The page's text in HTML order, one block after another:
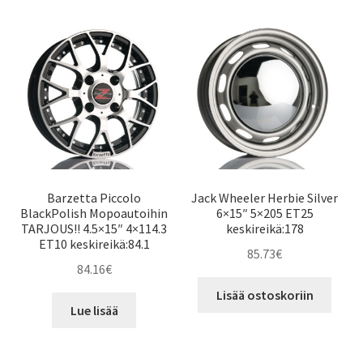
Barzetta Piccolo
BlackPolish Mopoautoihin
TARJOUS!! 4.5×15″ 4×114.3
ET10 keskireikä:84.1
84.16€
Lue lisää
Jack Wheeler Herbie Silver
6×15″ 5×205 ET25
keskireikä:178
85.73€
Lisää ostoskoriin